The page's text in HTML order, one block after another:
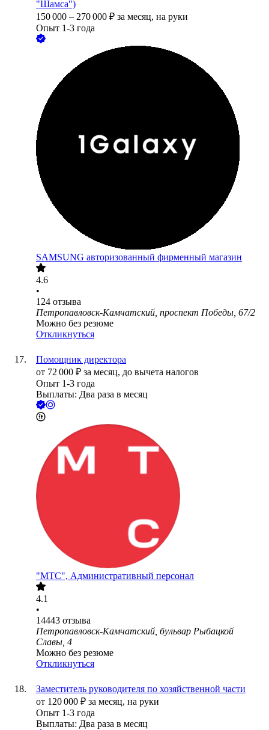
"Шамса")
150 000 – 270 000 ₽ за месяц, на руки
Опыт 1-3 года
SAMSUNG авторизованный фирменный магазин
4.6
•
124 отзыва
Петропавловск-Камчатский, проспект Победы, 67/2
Можно без резюме
Откликнуться
Помощник директора
от 72 000 ₽ за месяц, до вычета налогов
Опыт 1-3 года
Выплаты: Два раза в месяц
"МТС", Административный персонал
4.1
•
14443 отзыва
Петропавловск-Камчатский, бульвар Рыбацкой
Славы, 4
Можно без резюме
Откликнуться
Заместитель руководителя по хозяйственной части
от 120 000 ₽ за месяц, на руки
Опыт 1-3 года
Выплаты: Два раза в месяц